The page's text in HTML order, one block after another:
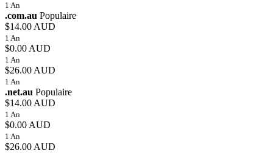
1 An
.com.au Populaire
$14.00 AUD
1 An
$0.00 AUD
1 An
$26.00 AUD
1 An
.net.au Populaire
$14.00 AUD
1 An
$0.00 AUD
1 An
$26.00 AUD